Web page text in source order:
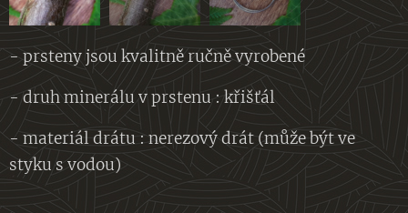
- prsteny jsou kvalitně ručně vyrobené
- druh minerálu v prstenu : křišťál
- materiál drátu : nerezový drát (může být ve
styku s vodou)